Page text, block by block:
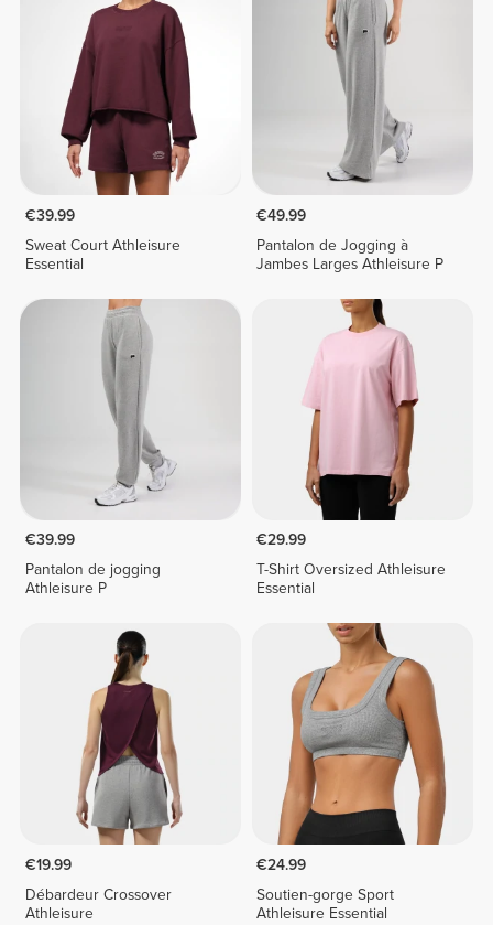
€39.99
Sweat Court Athleisure
Essential
€49.99
Pantalon de Jogging à
Jambes Larges Athleisure P
€39.99
Pantalon de jogging
Athleisure P
€29.99
T-Shirt Oversized Athleisure
Essential
€19.99
Débardeur Crossover
Athleisure
€24.99
Soutien-gorge Sport
Athleisure Essential